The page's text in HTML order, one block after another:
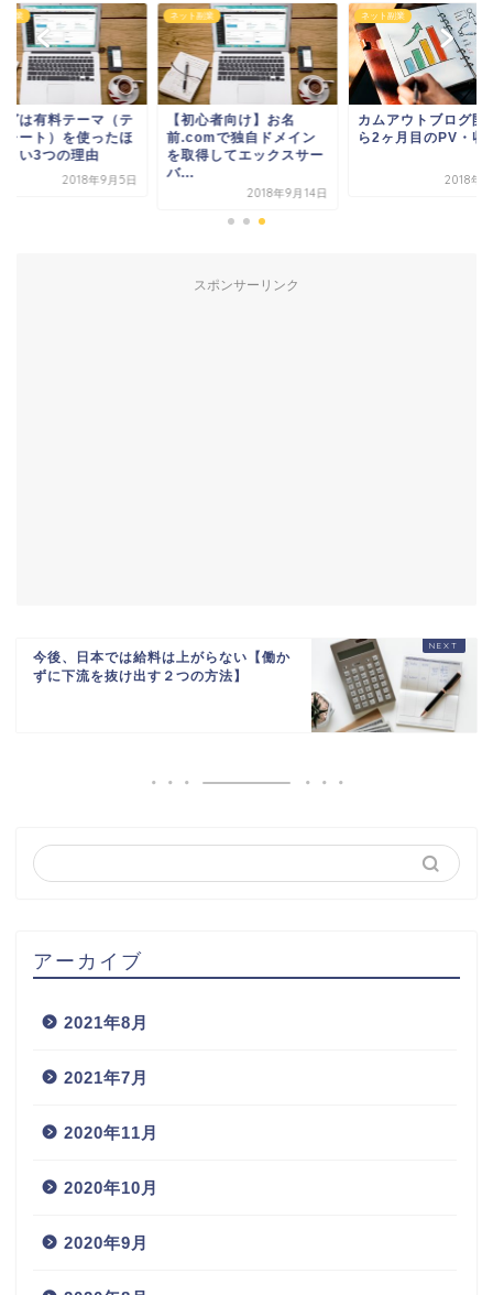
副業
グは有料テーマ（テ
レート）を使ったほ
よい3つの理由
2018年9月5日
ネット副業
【初心者向け】お名
前.comで独自ドメイン
を取得してエックスサー
バ...
2018年9月14日
ネット副業
カムアウトブログ開
ら2ヶ月目のPV・収
2018年9
スポンサーリンク
今後、日本では給料は上がらない【働か
ずに下流を抜け出す２つの方法】
アーカイブ
2021年8月
2021年7月
2020年11月
2020年10月
2020年9月